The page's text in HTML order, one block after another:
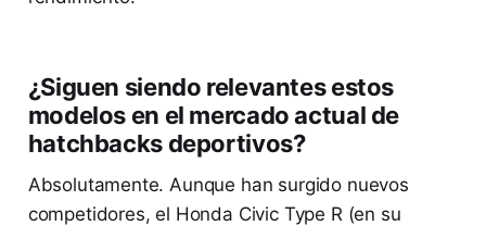
¿Siguen siendo relevantes estos
modelos en el mercado actual de
hatchbacks deportivos?
Absolutamente. Aunque han surgido nuevos
competidores, el Honda Civic Type R (en su